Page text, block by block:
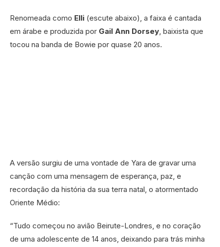
Renomeada como Elli (escute abaixo), a faixa é cantada
em árabe e produzida por Gail Ann Dorsey , baixista que
tocou na banda de Bowie por quase 20 anos.
A versão surgiu de uma vontade de Yara de gravar uma
canção com uma mensagem de esperança, paz, e
recordação da história da sua terra natal, o atormentado
Oriente Médio:
“Tudo começou no avião Beirute-Londres, e no coração
de uma adolescente de 14 anos, deixando para trás minha